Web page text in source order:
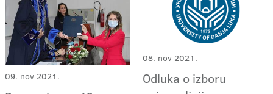
09. nov 2021.
08. nov 2021.
Odluka o izboru